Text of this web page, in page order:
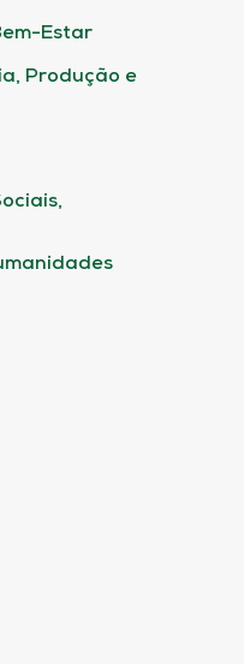
Estar
Produção e